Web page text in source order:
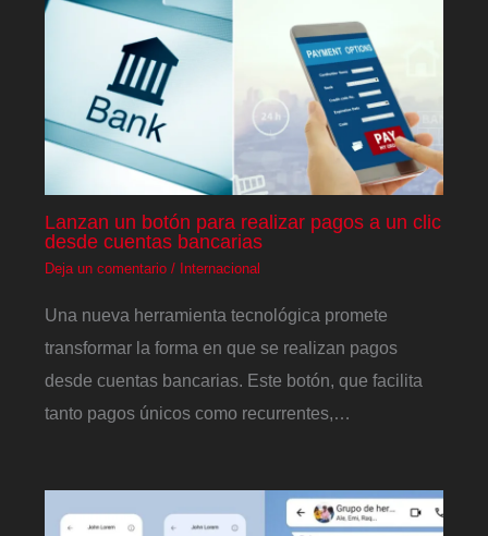
Lanzan un botón para realizar pagos a un clic
desde cuentas bancarias
Deja un comentario / Internacional
Una nueva herramienta tecnológica promete
transformar la forma en que se realizan pagos
desde cuentas bancarias. Este botón, que facilita
tanto pagos únicos como recurrentes,…